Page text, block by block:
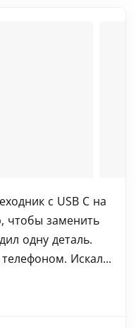
с USB C на
чтобы заменить
одну деталь.
Искал...